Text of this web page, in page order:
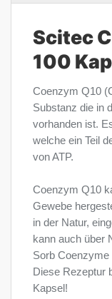
Scitec
100
Coenzym Q10
Substanz die in
vorhanden ist.
welche ein Teil
von ATP.
Coenzym Q10
Gewebe
in der Natur,
kann auch über
Sorb
Diese Rezeptur
Kapsel!